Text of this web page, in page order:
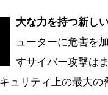
大な力を持つ新し
ューターに危害を
すサイバー攻撃は
ュリティ上の最大の